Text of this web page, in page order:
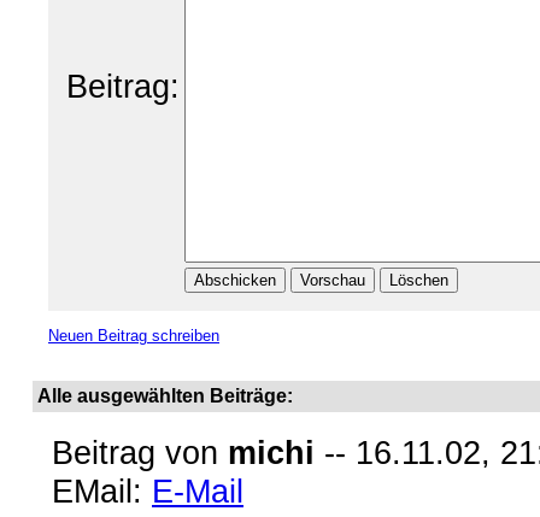
Beitrag:
Neuen Beitrag schreiben
Alle ausgewählten Beiträge:
Beitrag von michi -- 16.11.02,
EMail: E-Mail